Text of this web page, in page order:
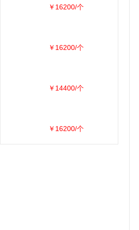
￥16200/个
￥16200/个
￥14400/个
￥16200/个